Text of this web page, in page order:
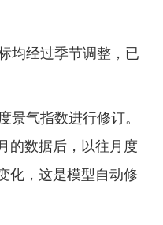
均经过季节调整，已
景气指数进行修订。
的数据后，以往月度
化，这是模型自动修